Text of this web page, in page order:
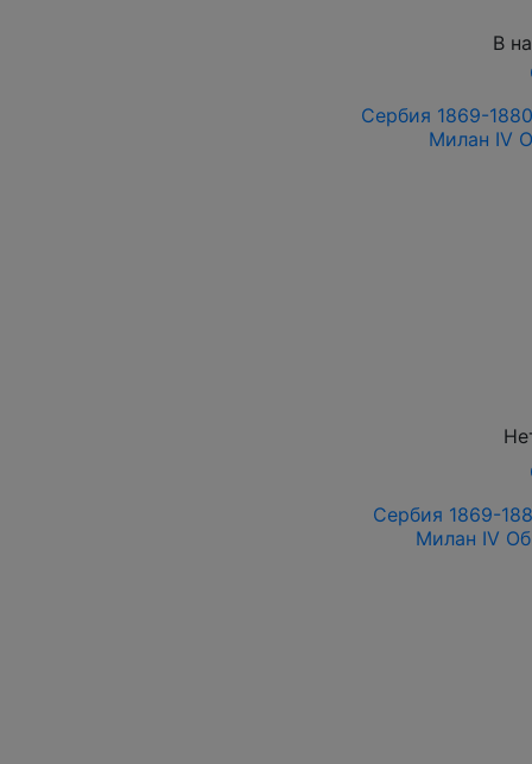
В
Сербия 1869-
Милан IV
Сербия 1869-
Милан IV